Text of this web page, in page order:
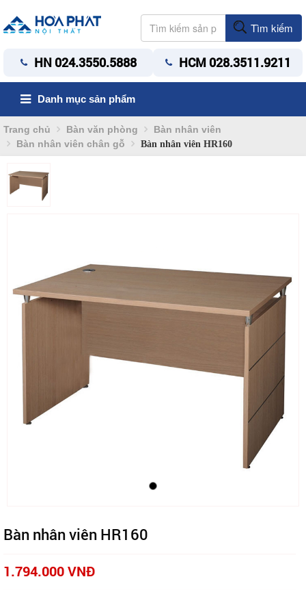
Tìm kiếm
HN 024.3550.5888 HCM 028.3511.9211
Danh mục sản phẩm
Trang chủ Bàn văn phòng
Bàn nhân viên
Bàn nhân viên chân gỗ
Bàn nhân viên HR160
Bàn nhân viên HR160
1.794.000 VNĐ